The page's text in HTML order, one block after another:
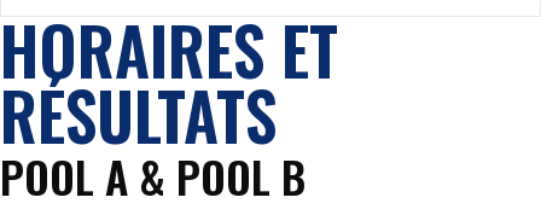
HORAIRES ET
RÉSULTATS
POOL A & POOL B